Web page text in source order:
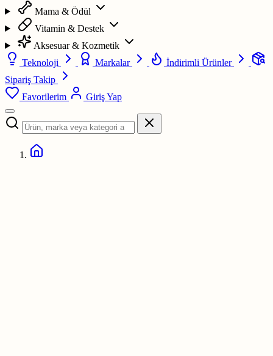
Mama & Ödül
Vitamin & Destek
Aksesuar & Kozmetik
Teknoloji
Markalar
İndirimli Ürünler
Sipariş Takip
Favorilerim
Giriş Yap